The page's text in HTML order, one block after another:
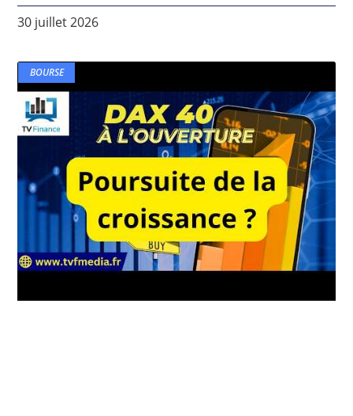
30 juillet 2026
BOURSE